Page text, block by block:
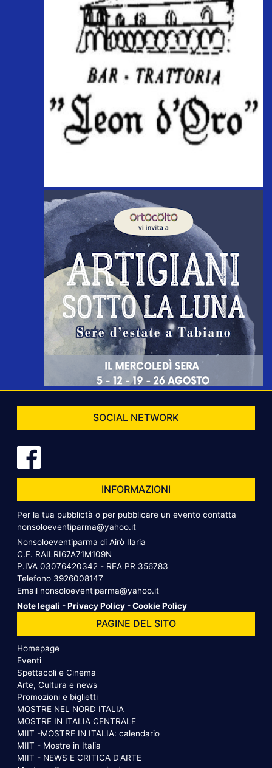
SOCIAL NETWORK
INFORMAZIONI
Per la tua pubblictà o per pubblicare un evento contatta
nonsoloeventiparma@yahoo.it
Nonsoloeventiparma di Airò Ilaria
C.F. RAILRI67A71M109N
P.IVA 03076420342 - REA PR 356783
Telefono 3926008147
Email nonsoloeventiparma@yahoo.it
Note legali -Privacy Policy -Cookie Policy
PAGINE DEL SITO
Homepage
Eventi
Spettacoli e Cinema
Arte, Cultura e news
Promozioni e biglietti
MOSTRE NEL NORD ITALIA
MOSTRE IN ITALIA CENTRALE
MIIT -MOSTRE IN ITALIA: calendario
MIIT - Mostre in Italia
MIIT - NEWS E CRITICA D'ARTE